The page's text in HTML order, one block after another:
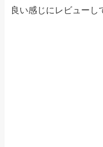
良い感じにレビューし